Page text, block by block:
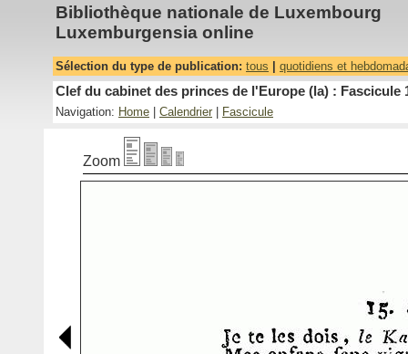
Bibliothèque nationale de Luxembourg
Luxemburgensia online
Sélection du type de publication: tous quotidiens et
Clef du cabinet des princes de l'Europe (la) : Fascicule
Navigation: Home Calendrier Fascicule
Zoom